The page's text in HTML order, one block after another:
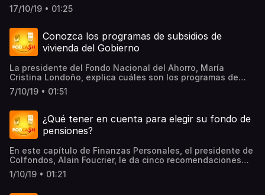
17/10/19 • 01:25
Conozca los programas de subsidios de
vivienda del Gobierno
La presidente del Fondo Nacional del Ahorro, María
Cristina Londoño, explica cuáles son los programas de
subsidio de vivienda que tiene actualmente el Gobierno y
le dice algunas de las claves que debe tener en cuenta
7/10/19 • 01:51
¿Qué tener en cuenta para elegir su fondo de
pensiones?
En este capítulo de Finanzas Personales, el presidente de
Colfondos, Alain Foucrier, le da cinco recomendaciones
clave para que sepa qué tener en cuenta a la hora de
elegir su fondo privado de pensiones.
1/10/19 • 01:21